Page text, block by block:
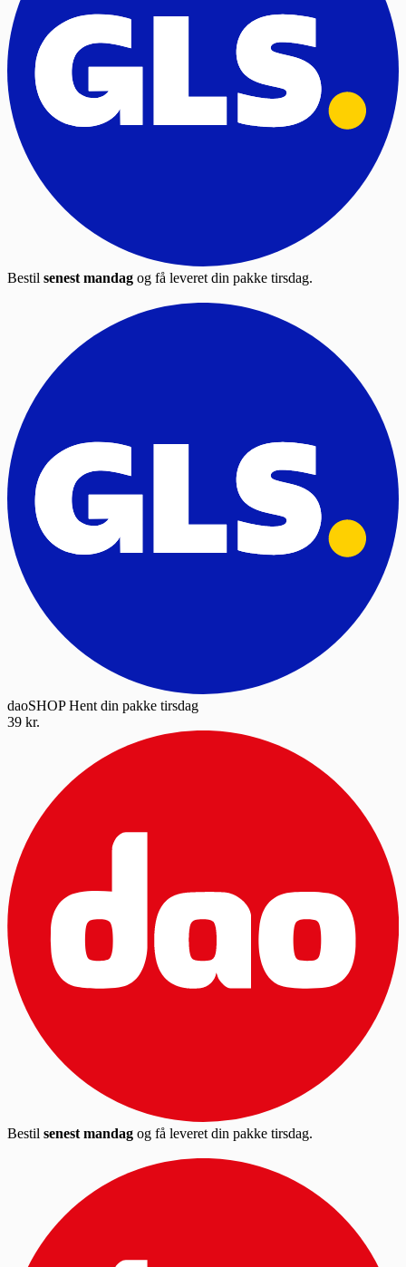
Bestil senest mandag og få leveret din pakke tirsdag.
daoSHOP Hent din pakke tirsdag
39 kr.
Bestil senest mandag og få leveret din pakke tirsdag.